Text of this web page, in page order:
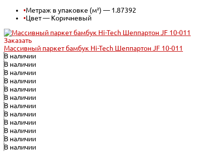
•Метраж в упаковке (м²) — 1.87392
•Цвет — Коричневый
Заказать
Массивный паркет бамбук Hi-Tech Шеппартон JF 10-011
В наличии
В наличии
В наличии
В наличии
В наличии
В наличии
В наличии
В наличии
В наличии
В наличии
В наличии
В наличии